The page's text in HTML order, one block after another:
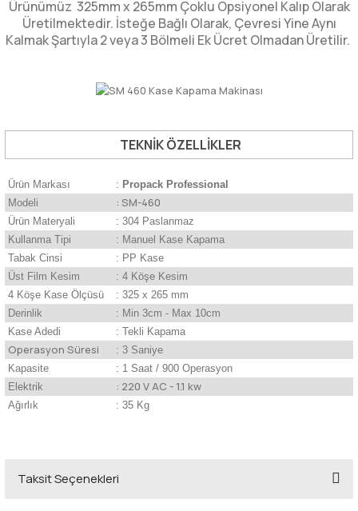
Ürünümüz 325mm x 265mm Çoklu Opsiyonel Kalıp Olarak
Üretilmektedir. İsteğe Bağlı Olarak, Çevresi Yine Aynı
Kalmak Şartıyla 2 veya 3 Bölmeli Ek Ücret Olmadan Üretilir.
TEKNİK ÖZELLİKLER
Ürün Markası : Propack Professional
Modeli
: SM-460
Ürün Materyali
: 304 Paslanmaz
Kullanma Tipi
: Manuel Kase Kapama
Tabak Cinsi
: PP Kase
Üst Film Kesim
: 4 Köşe Kesim
4 Köşe Kase Ölçüsü
: 325 x 265 mm
Derinlik
: Min 3cm - Max 10cm
Kase Adedi
: Tekli Kapama
Operasyon Süresi
: 3 Saniye
Kapasite
: 1 Saat / 900 Operasyon
Elektrik
: 220 V AC - 1.1 kw
Ağırlık : 35 Kg
Taksit Seçenekleri